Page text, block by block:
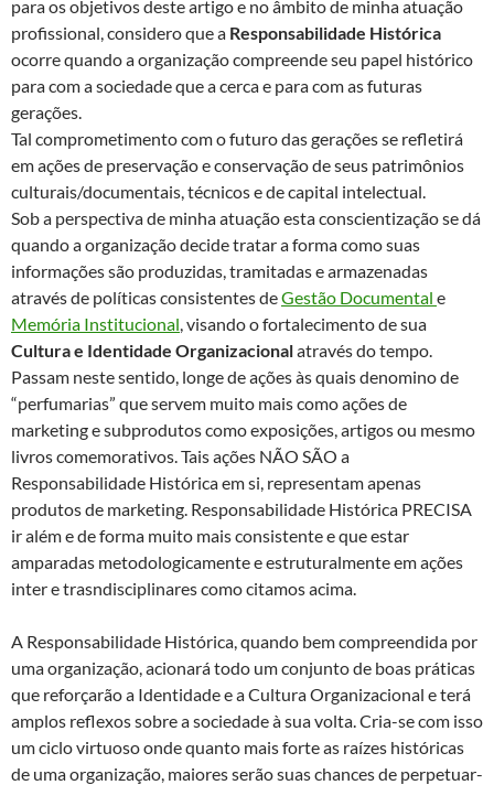
para os objetivos deste artigo e no âmbito de minha atuação
profissional, considero que a Responsabilidade Histórica
ocorre quando a organização compreende seu papel histórico
para com a sociedade que a cerca e para com as futuras
gerações.
Tal comprometimento com o futuro das gerações se refletirá
em ações de preservação e conservação de seus patrimônios
culturais/documentais, técnicos e de capital intelectual.
Sob a perspectiva de minha atuação esta conscientização se dá
quando a organização decide tratar a forma como suas
informações são produzidas, tramitadas e armazenadas
através de políticas consistentes deGestão Documental e
Memória Institucional , visando o fortalecimento de sua
Cultura e Identidade Organizacionalatravés do tempo.
Passam neste sentido, longe de ações às quais denomino de
“perfumarias” que servem muito mais como ações de
marketing e subprodutos como exposições, artigos ou mesmo
livros comemorativos. Tais ações NÃO SÃO a
Responsabilidade Histórica em si, representam apenas
produtos de marketing. Responsabilidade Histórica PRECISA
ir além e de forma muito mais consistente e que estar
amparadas metodologicamente e estruturalmente em ações
inter e trasndisciplinares como citamos acima.
A Responsabilidade Histórica, quando bem compreendida por
uma organização, acionará todo um conjunto de boas práticas
que reforçarão a Identidade e a Cultura Organizacional e terá
amplos reflexos sobre a sociedade à sua volta. Cria-se com isso
um ciclo virtuoso onde quanto mais forte as raízes históricas
de uma organização, maiores serão suas chances de perpetuar-